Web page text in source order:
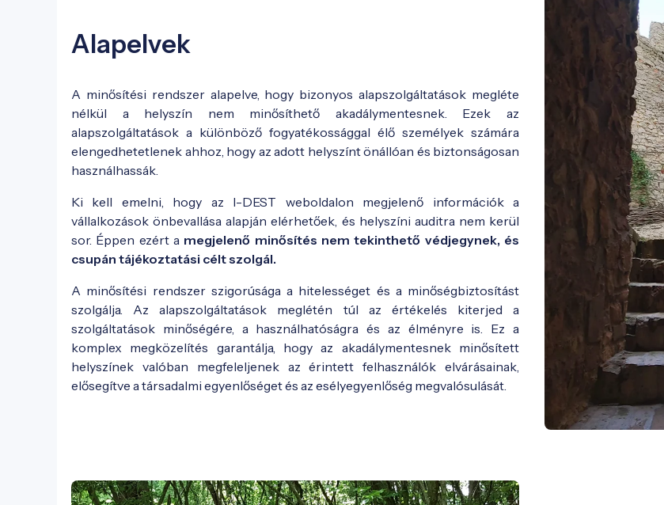
Alapelvek
A minősítési rendszer alapelve, hogy bizonyos alapszolgáltatások megléte
nélkül a helyszín nem minősíthető akadálymentesnek. Ezek az
alapszolgáltatások a különböző fogyatékossággal élő személyek számára
elengedhetetlenek ahhoz, hogy az adott helyszínt önállóan és biztonságosan
használhassák.
Ki kell emelni, hogy az I-DEST weboldalon megjelenő információk a
vállalkozások önbevallása alapján elérhetőek, és helyszíni auditra nem kerül
sor. Éppen ezért a megjelenő minősítés nem tekinthető védjegynek, és
csupán tájékoztatási célt szolgál.
A minősítési rendszer szigorúsága a hitelességet és a minőségbiztosítást
szolgálja. Az alapszolgáltatások meglétén túl az értékelés kiterjed a
szolgáltatások minőségére, a használhatóságra és az élményre is. Ez a
komplex megközelítés garantálja, hogy az akadálymentesnek minősített
helyszínek valóban megfeleljenek az érintett felhasználók elvárásainak,
elősegítve a társadalmi egyenlőséget és az esélyegyenlőség megvalósulását.